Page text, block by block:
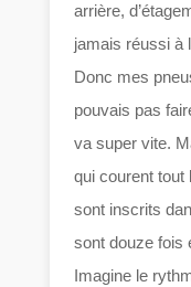
arrière,
jamais réussi à
Donc mes
pouvais pas
va super vite.
qui courent tout
sont inscrits
sont douze fois
Imagine le